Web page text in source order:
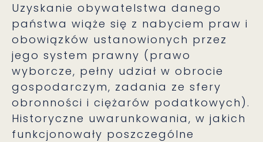
Uzyskanie obywatelstwa danego
państwa wiąże się z nabyciem praw i
obowiązków ustanowionych przez
jego system prawny (prawo
wyborcze, pełny udział w obrocie
gospodarczym, zadania ze sfery
obronności i ciężarów podatkowych).
Historyczne uwarunkowania, w jakich
funkcjonowały poszczególne